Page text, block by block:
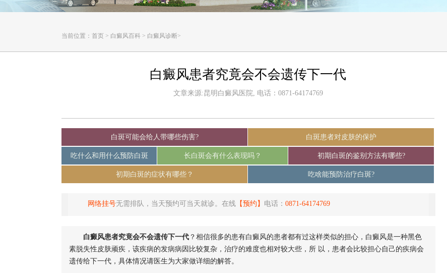
当前位置： 首页 > 白癜风百科 > 白癜风诊断>
白癜风患者究竟会不会遗传下一代
文章来源:昆明白癜风医院, 电话：0871-64174769
白斑可能会给人带哪些伤害? 白斑患者对皮肤的保护
吃什么和用什么预防白斑 长白斑会有什么表现吗？ 初期白斑的鉴别方法有哪些?
初期白斑的症状有哪些？ 吃啥能预防治疗白斑?
网络挂号无需排队，当天预约可当天就诊。在线 【预约】 电话： 0871-64174769
白癜风患者究竟会不会遗传下一代 ？相信很多的患有白癜风的患者都有过这样类似的担心，白癜风是一种黑色
素脱失性皮肤顽疾，该疾病的发病病因比较复杂，治疗的难度也相对较大些，所 以，患者会比较担心自己的疾病会
遗传给下一代，具体情况请医生为大家做详细的解答。